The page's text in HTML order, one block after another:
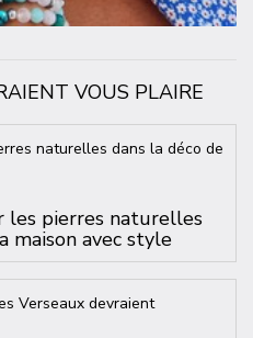
VOUS PLAIRE
les pierres naturelles
maison avec style